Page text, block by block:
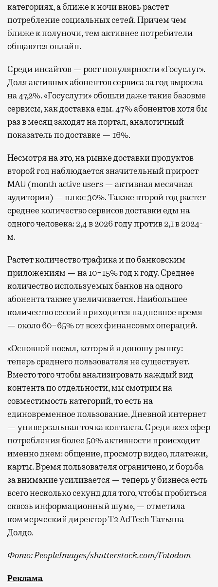
категориях, а ближе к ночи вновь растет
потребление социальных сетей. Причем чем
ближе к полуночи, тем активнее потребители
общаются онлайн.
Среди инсайтов — рост популярности «Госуслуг».
Доля активных абонентов сервиса за год выросла
на 47,2%. «Госуслуги» обошли даже такие базовые
сервисы, как доставка еды. 47% абонентов хотя бы
раз в месяц заходят на портал, аналогичный
показатель по доставке — 16%.
Несмотря на это, на рынке доставки продуктов
второй год наблюдается значительный прирост
MAU (month active users — активная месячная
аудитория) — плюс 30%. Также второй год растет
среднее количество сервисов доставки еды на
одного человека: 2,4 в 2026 году против 2,1 в 2024-
м.
Растет количество трафика и по банковским
приложениям — на 10−15% год к году. Среднее
количество используемых банков на одного
абонента также увеличивается. Наибольшее
количество сессий приходится на дневное время
— около 60−65% от всех финансовых операций.
«Основной посыл, который я доношу рынку:
теперь среднего пользователя не существует.
Вместо того чтобы анализировать каждый вид
контента по отдельности, мы смотрим на
совместимость категорий, то есть на
единовременное пользование. Дневной интернет
— универсальная точка контакта. Среди всех сфер
потребления более 50% активности происходит
именно днем: общение, просмотр видео, платежи,
карты. Время пользователя ограничено, и борьба
за внимание усиливается — теперь у бизнеса есть
всего несколько секунд для того, чтобы пробиться
сквозь информационный шум», — отметила
коммерческий директор Т2 AdTech Татьяна
Долдо.
Фото: PeopleImages/shutterstock.com/Fotodom
Мобильный оператор Т2 изучил модели интернет-
Реклама